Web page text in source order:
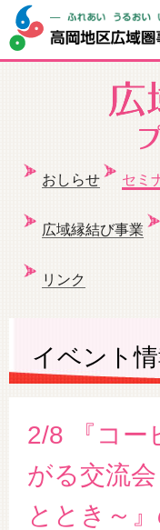
おしらせ セミ
広域縁結び事業
リンク
イベント
2/8 『コー
がる交流
ととき～